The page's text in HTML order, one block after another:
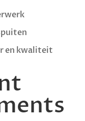
en kwaliteit